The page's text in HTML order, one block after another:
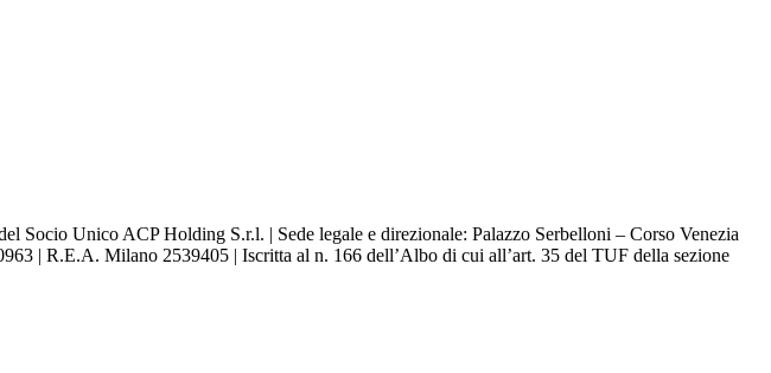
Socio Unico ACP Holding S.r.l. | Sede legale e direzionale: Palazzo Serbelloni – Corso Venezia
| R.E.A. Milano 2539405 | Iscritta al n. 166 dell’Albo di cui all’art. 35 del TUF della sezione